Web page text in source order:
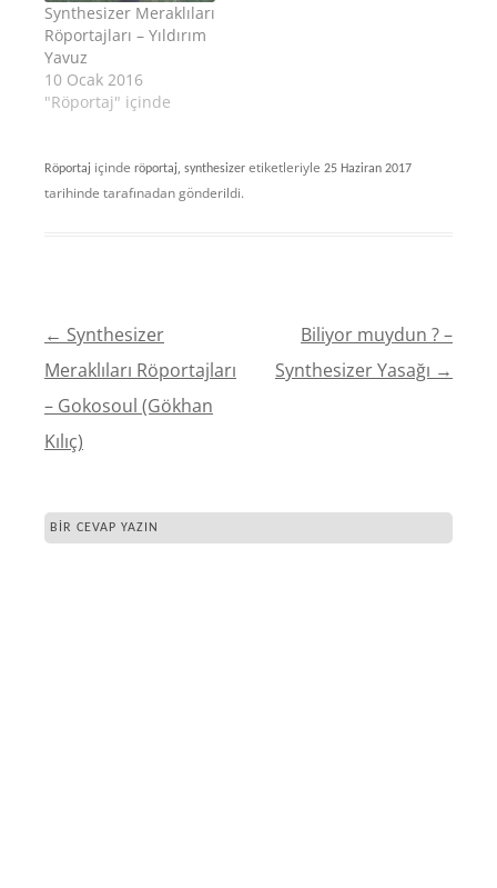
Synthesizer Meraklıları
Röportajları – Yıldırım
Yavuz
10 Ocak 2016
"Röportaj" içinde
Röportaj içinde röportaj, synthesizer etiketleriyle 25 Haziran 2017
tarihinde tarafınadan gönderildi.
YAZI
DOLAŞIMI
← Synthesizer
Meraklıları Röportajları
– Gokosoul (Gökhan
Kılıç)
Biliyor muydun ? –
Synthesizer Yasağı →
BIR CEVAP YAZIN